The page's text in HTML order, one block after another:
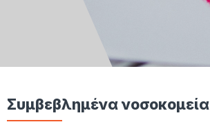
Συμβεβλημένα νοσοκομεία